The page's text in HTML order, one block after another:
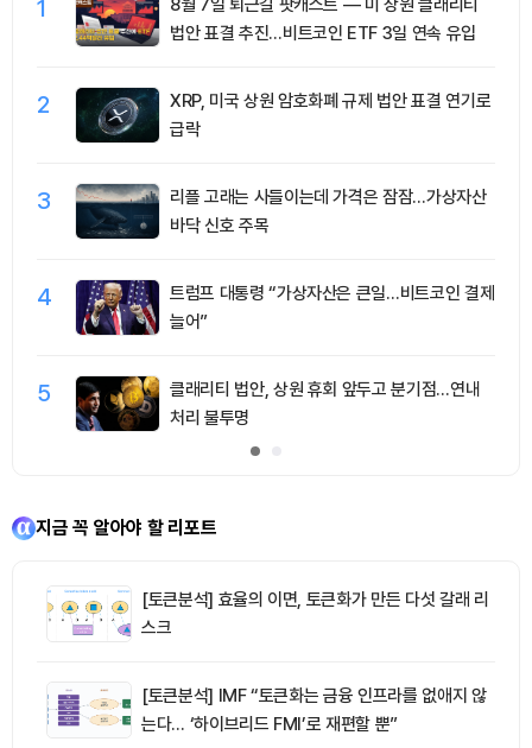
1
8월 7일 퇴근길 팟캐스트 — 미 상원 클래리티
법안 표결 추진…비트코인 ETF 3일 연속 유입
2
XRP, 미국 상원 암호화폐 규제 법안 표결 연기로
급락
3
리플 고래는 사들이는데 가격은 잠잠…가상자산
바닥 신호 주목
4
트럼프 대통령 “가상자산은 큰일…비트코인 결제
늘어”
5
클래리티 법안, 상원 휴회 앞두고 분기점…연내
처리 불투명
지금 꼭 알아야 할 리포트
[토큰분석] 효율의 이면, 토큰화가 만든 다섯 갈래 리
스크
[토큰분석] IMF “토큰화는 금융 인프라를 없애지 않
는다… ‘하이브리드 FMI’로 재편할 뿐”